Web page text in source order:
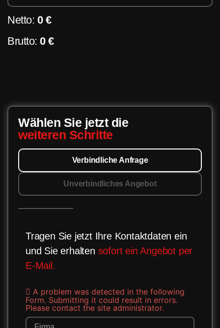
Netto: 0 €
Brutto: 0 €
Wählen Sie jetzt die
weiteren Schritte
Verbindliche Anfrage
Unverbindliches Angebot
Tragen Sie jetzt Ihre Kontaktdaten ein
und Sie erhalten sofort ein Angebot per
E-Mail.
A problem was detected in the following
Form. Submitting it could result in errors.
Please contact the site administrator.